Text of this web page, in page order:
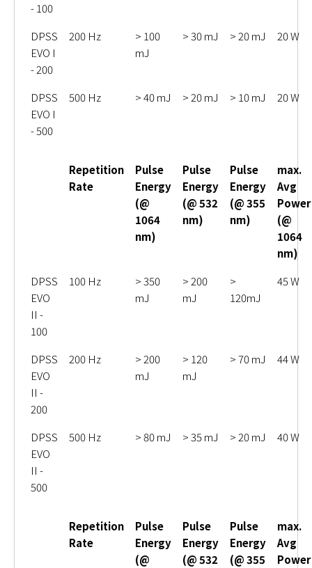
- 100
DPSS
EVO I
- 200
200 Hz
> 100
mJ
> 30 mJ > 20 mJ 20 W
DPSS
EVO I
- 500
500 Hz > 40 mJ > 20 mJ > 10 mJ 20 W
Repetition
Rate
Pulse
Energy
(@
1064
nm)
Pulse
Energy
(@ 532
nm)
Pulse
Energy
(@ 355
nm)
max.
Avg
Power
(@
1064
nm)
DPSS
EVO
II -
100
100 Hz
> 350
mJ
> 200
mJ
>
120mJ
45 W
DPSS
EVO
II -
200
200 Hz
> 200
mJ
> 120
mJ
> 70 mJ 44 W
DPSS
EVO
II -
500
500 Hz > 80 mJ > 35 mJ > 20 mJ 40 W
Repetition
Rate
Pulse
Energy
(@
Pulse
Energy
(@ 532
Pulse
Energy
(@ 355
max.
Avg
Power